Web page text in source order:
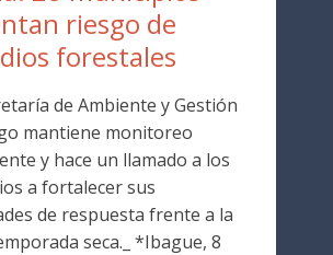
riesgo de
forestales
de Ambiente y Gestión
mantiene monitoreo
y hace un llamado a los
a fortalecer sus
de respuesta frente a la
seca._ *Ibague, 8